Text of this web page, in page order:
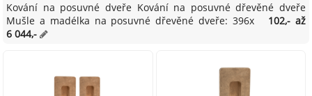
Kování na posuvné dveře Kování na posuvné dřevěné dveře
Mušle a madélka na posuvné dřevěné dveře: 396x
102,- až
6 044,-